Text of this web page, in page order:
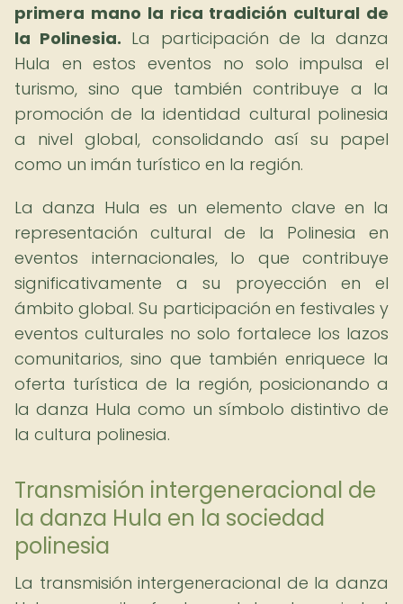
primera mano la rica tradición cultural de
la Polinesia. La participación de la danza
Hula en estos eventos no solo impulsa el
turismo, sino que también contribuye a la
promoción de la identidad cultural polinesia
a nivel global, consolidando así su papel
como un imán turístico en la región.
La danza Hula es un elemento clave en la
representación cultural de la Polinesia en
eventos internacionales, lo que contribuye
significativamente a su proyección en el
ámbito global. Su participación en festivales y
eventos culturales no solo fortalece los lazos
comunitarios, sino que también enriquece la
oferta turística de la región, posicionando a
la danza Hula como un símbolo distintivo de
la cultura polinesia.
Transmisión intergeneracional de
la danza Hula en la sociedad
polinesia
La transmisión intergeneracional de la danza